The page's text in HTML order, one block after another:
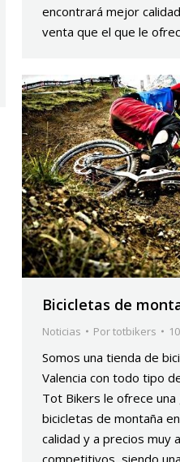
encontrará mejor
venta que el que le
Bicicletas de
Noticias Portotbikers
Somos una tienda de
Valencia con todo tipo
Tot Bikers le ofrece una
bicicletas de montaña
calidad y a precios muy